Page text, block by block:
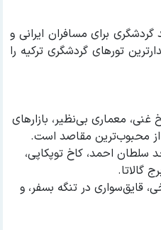
برای مسافران ایرانی و
تورهای گردشگری ترکیه را
غنی، معماری بی‌نظیر، بازارهای
محبوب‌ترین مقاصد است.
سلطان احمد، کاخ توپکاپی،
گالاتا.
قایق‌سواری در تنگه بسفر، و